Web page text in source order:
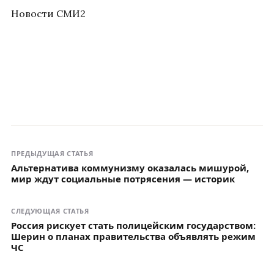
Новости СМИ2
ПРЕДЫДУЩАЯ СТАТЬЯ
Альтернатива коммунизму оказалась мишурой,
мир ждут социальные потрясения — историк
СЛЕДУЮЩАЯ СТАТЬЯ
Россия рискует стать полицейским государством:
Шерин о планах правительства объявлять режим
ЧС